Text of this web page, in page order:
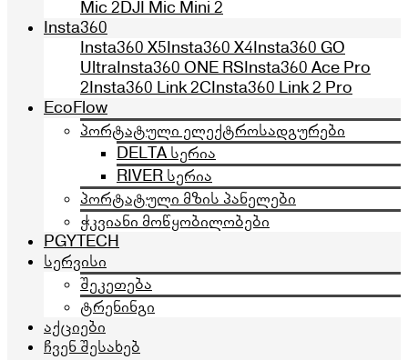
Mic 2DJI Mic Mini 2
Insta360
Insta360 X5Insta360 X4Insta360 GO
UltraInsta360 ONE RSInsta360 Ace Pro
2Insta360 Link 2CInsta360 Link 2 Pro
EcoFlow
პორტატული ელექტროსადგურები
DELTA სერია
RIVER სერია
პორტატული მზის პანელები
ჭკვიანი მოწყობილობები
PGYTECH
სერვისი
შეკეთება
ტრენინგი
აქციები
ჩვენ შესახებ